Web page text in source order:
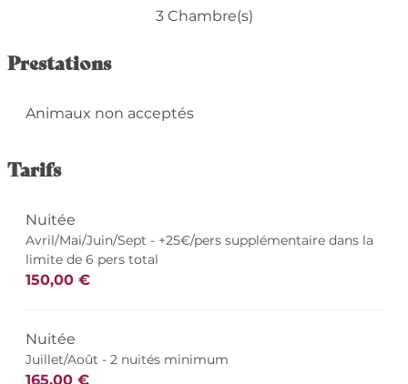
3 Chambre(s)
Prestations
Animaux non acceptés
Tarifs
Nuitée
Avril/Mai/Juin/Sept - +25€/pers supplémentaire dans la
limite de 6 pers total
150,00 €
Nuitée
Juillet/Août - 2 nuités minimum
165,00 €